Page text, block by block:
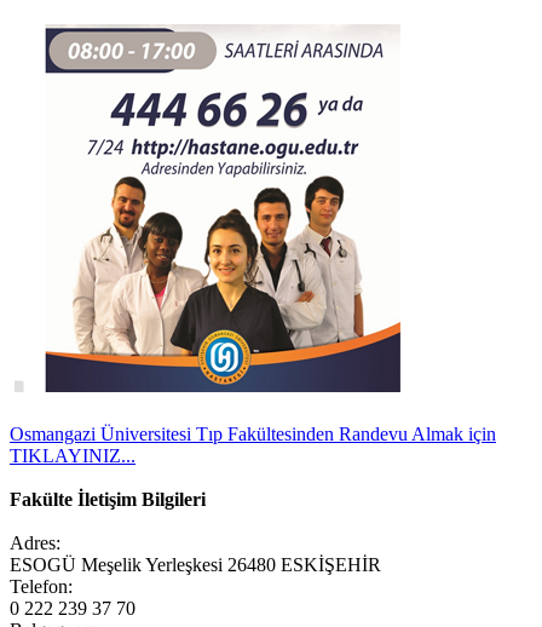
Osmangazi Üniversitesi Tıp Fakültesinden Randevu Almak için
TIKLAYINIZ...
Fakülte İletişim Bilgileri
Adres:
ESOGÜ Meşelik Yerleşkesi 26480 ESKİŞEHİR
Telefon:
0 222 239 37 70